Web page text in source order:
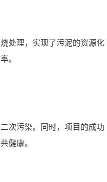
处理，实现了污泥的资源化
。
次污染。同时，项目的成功
健康。